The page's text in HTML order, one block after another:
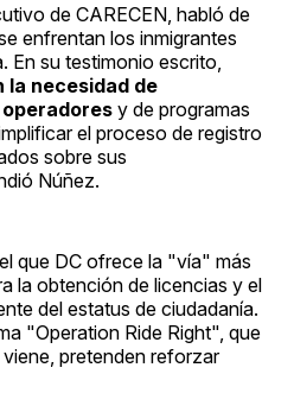
de CARECEN, habló de
enfrentan los inmigrantes
En su testimonio escrito,
la necesidad de
y de programas
el proceso de registro
sobre sus
Núñez.
que DC ofrece la "vía" más
la obtención de licencias y el
del estatus de ciudadanía.
"Operation Ride Right", que
pretenden reforzar